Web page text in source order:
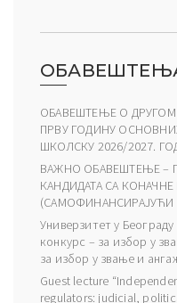
ОБАВЕШТЕЊЕ О
ПРВУ ГОДИНУ
ШКОЛСКУ 2026/2027.
ВАЖНО ОБАВЕШТЕЊЕ –
КАНДИДАТА СА КОНАЧНЕ
(САМОФИНАНСИРАЈУЋИ
Универзитет у
конкурс – за избор у
за избор у звање и
Guest lecture
regulators: judicial,